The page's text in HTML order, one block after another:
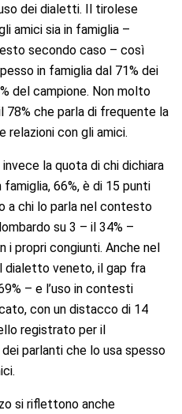
dei dialetti. Il tirolese
amici sia in famiglia –
secondo caso – così
in famiglia dal 71% dei
del campione. Non molto
78% che parla di frequente la
relazioni con gli amici.
la quota di chi dichiara
66%, è di 15 punti
a chi lo parla nel contesto
su 3 – il 34% –
i propri congiunti. Anche nel
dialetto veneto, il gap fra
– e l’uso in contesti
con un distacco di 14
registrato per il
parlanti che lo usa spesso
si riflettono anche